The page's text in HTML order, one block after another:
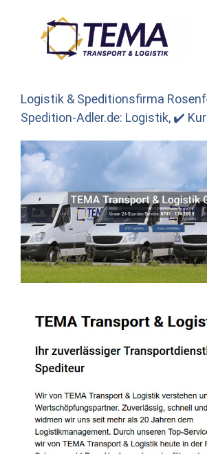
Logistik & Speditionsfirma
Spedition-Adler.de: Logistik, ✔️